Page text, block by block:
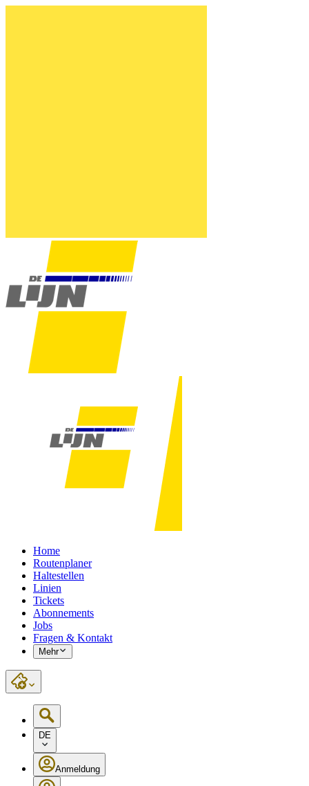
Home
Routenplaner
Haltestellen
Linien
Tickets
Abonnements
Jobs
Fragen & Kontakt
Mehr
DE
Anmeldung